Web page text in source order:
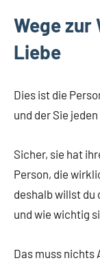
Wege
Liebe
Dies ist die
und der Sie
Sicher, sie hat
Person, die
deshalb willst du
und wie wichtig
Das muss nichts